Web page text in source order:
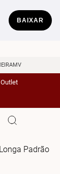
BAIXAR
Padrão